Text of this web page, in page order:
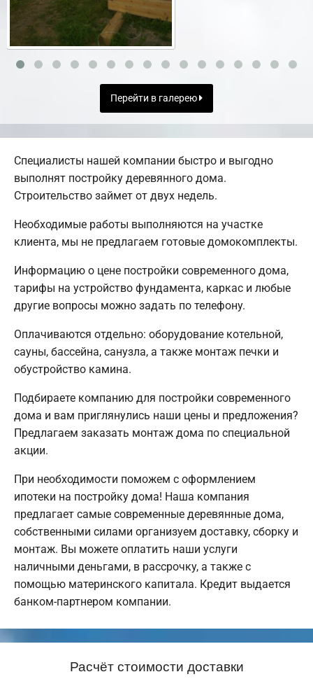
Перейти в галерею
Специалисты нашей компании быстро и выгодно
выполнят постройку деревянного дома.
Строительство займет от двух недель.
Необходимые работы выполняются на участке
клиента, мы не предлагаем готовые домокомплекты.
Информацию о цене постройки современного дома,
тарифы на устройство фундамента, каркас и любые
другие вопросы можно задать по телефону.
Оплачиваются отдельно: оборудование котельной,
сауны, бассейна, санузла, а также монтаж печки и
обустройство камина.
Подбираете компанию для постройки современного
дома и вам приглянулись наши цены и предложения?
Предлагаем заказать монтаж дома по специальной
акции.
При необходимости поможем с оформлением
ипотеки на постройку дома! Наша компания
предлагает самые современные деревянные дома,
собственными силами организуем доставку, сборку и
монтаж. Вы можете оплатить наши услуги
наличными деньгами, в рассрочку, а также с
помощью материнского капитала. Кредит выдается
банком-партнером компании.
Расчёт стоимости доставки